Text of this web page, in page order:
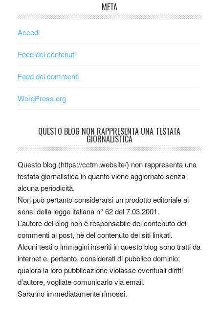
META
Accedi
Feed dei contenuti
Feed dei commenti
WordPress.org
QUESTO BLOG NON RAPPRESENTA UNA TESTATA
GIORNALISTICA
Questo blog (https://cctm.website/) non rappresenta una
testata giornalistica in quanto viene aggiornato senza
alcuna periodicità.
Non può pertanto considerarsi un prodotto editoriale ai
sensi della legge italiana n° 62 del 7.03.2001.
L’autore del blog non è responsabile del contenuto dei
commenti ai post, nè del contenuto dei siti linkati.
Alcuni testi o immagini inseriti in questo blog sono tratti da
internet e, pertanto, considerati di pubblico dominio;
qualora la loro pubblicazione violasse eventuali diritti
d’autore, vogliate comunicarlo via email.
Saranno immediatamente rimossi.